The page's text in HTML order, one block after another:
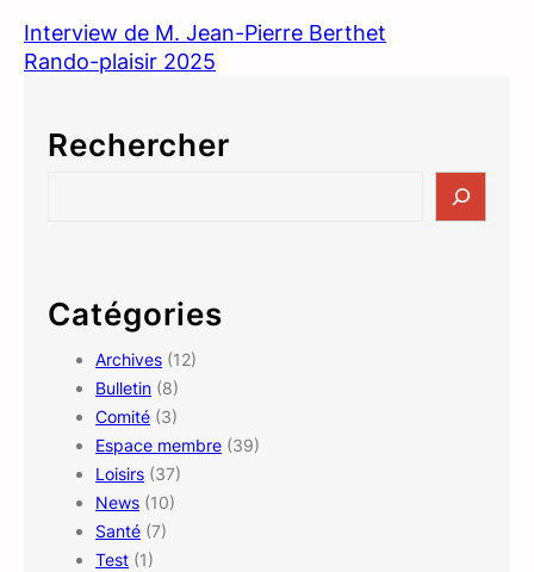
Interview de M. Jean-Pierre Berthet
Rando-plaisir 2025
Rechercher
c
h
Catégories
Archives (12)
Bulletin (8)
Comité (3)
Espace membre (39)
Loisirs (37)
News (10)
Santé (7)
Test (1)